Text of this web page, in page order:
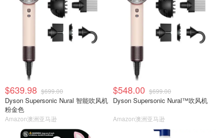
$639.98 $699.00
Dyson Supersonic Nural 智能吹风机
粉金色
Amazon澳洲亚马逊
$548.00 $699.00
Dyson Supersonic Nural™吹风机
Amazon澳洲亚马逊